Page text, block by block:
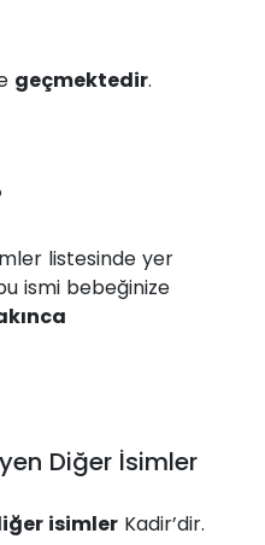
geçmektedir.
listesinde yer
ismi bebeğinize
Diğer İsimler
isimler Kadir’dir.